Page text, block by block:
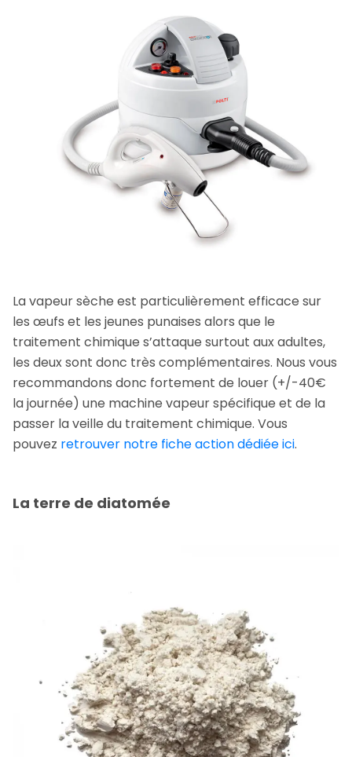
La vapeur sèche est particulièrement efficace sur
les œufs et les jeunes punaises alors que le
traitement chimique s’attaque surtout aux adultes,
les deux sont donc très complémentaires. Nous vous
recommandons donc fortement de louer (+/-40€
la journée) une machine vapeur spécifique et de la
passer la veille du traitement chimique. Vous
pouvez retrouver notre fiche action dédiée ici.
La terre de diatomée